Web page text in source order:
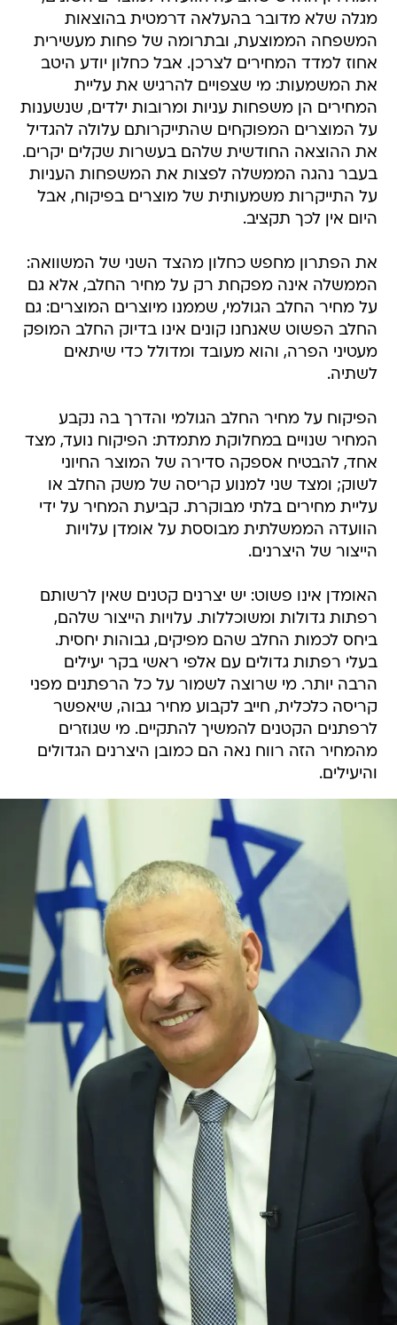
מגלה שלא מדובר בהעלאה דרמטית בהוצאות
המשפחה הממוצעת, ובתרומה של פחות מעשירית
אחוז למדד המחירים לצרכן. אבל כחלון יודע היטב
את המשמעות: מי שצפויים להרגיש את עליית
המחירים הן משפחות עניות ומרובות ילדים, שנשענות
על המוצרים המפוקחים שהתייקרותם עלולה להגדיל
את ההוצאה החודשית שלהם בעשרות שקלים יקרים.
בעבר נהגה הממשלה לפצות את המשפחות העניות
על התייקרות משמעותית של מוצרים בפיקוח, אבל
היום אין לכך תקציב.
את הפתרון מחפש כחלון מהצד השני של המשוואה:
הממשלה אינה מפקחת רק על מחיר החלב, אלא גם
על מחיר החלב הגולמי, שממנו מיוצרים המוצרים: גם
החלב הפשוט שאנחנו קונים אינו בדיוק החלב המופק
מעטיני הפרה, והוא מעובד ומדולל כדי שיתאים
לשתיה.
הפיקוח על מחיר החלב הגולמי והדרך בה נקבע
המחיר שנויים במחלוקת מתמדת: הפיקוח נועד, מצד
אחד, להבטיח אספקה סדירה של המוצר החיוני
לשוק; ומצד שני למנוע קריסה של משק החלב או
עליית מחירים בלתי מבוקרת. קביעת המחיר על ידי
הוועדה הממשלתית מבוססת על אומדן עלויות
הייצור של היצרנים.
האומדן אינו פשוט: יש יצרנים קטנים שאין לרשותם
רפתות גדולות ומשוכללות. עלויות הייצור שלהם,
ביחס לכמות החלב שהם מפיקים, גבוהות יחסית.
בעלי רפתות גדולים עם אלפי ראשי בקר יעילים
הרבה יותר. מי שרוצה לשמור על כל הרפתנים מפני
קריסה כלכלית, חייב לקבוע מחיר גבוה, שיאפשר
לרפתנים הקטנים להמשיך להתקיים. מי שגוזרים
מהמחיר הזה רווח נאה הם כמובן היצרנים הגדולים
והיעילים.